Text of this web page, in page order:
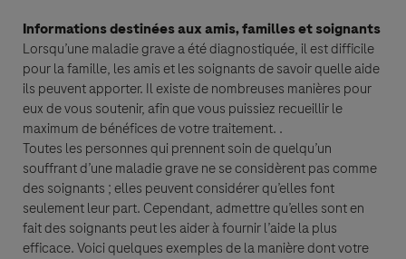
Informations destinées aux amis, familles et soignants
Lorsqu’une maladie grave a été diagnostiquée, il est difficile
pour la famille, les amis et les soignants de savoir quelle aide
ils peuvent apporter. Il existe de nombreuses manières pour
eux de vous soutenir, afin que vous puissiez recueillir le
maximum de bénéfices de votre traitement. .
Toutes les personnes qui prennent soin de quelqu’un
souffrant d’une maladie grave ne se considèrent pas comme
des soignants ; elles peuvent considérer qu’elles font
seulement leur part. Cependant, admettre qu’elles sont en
fait des soignants peut les aider à fournir l’aide la plus
efficace. Voici quelques exemples de la manière dont votre
Vous disposez d’un droit d’accès, de rectification et d’effacement de vos
données, un droit à la limitation, un droit d’opposition ainsi qu’un droit à la
portabilité que vous pouvez exercer auprès du Délégué à la Protection des
données de Roche, 4 cours de l’Ile Seguin, 92650 Boulogne-Billancourt
Cedex,france.donneespersonnelles-pharma@roche.com
Vous retrouverez l’ensemble de vos droits sur notre site
vosdonnées.roche.fr
Vous disposez également du droit d’adresser une réclamation auprès de la
CNIL.
Attention, cette section vous permet de renseigner librement des